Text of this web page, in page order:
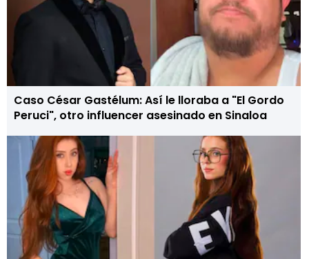
Caso César Gastélum: Así le lloraba a "El Gordo
Peruci", otro influencer asesinado en Sinaloa